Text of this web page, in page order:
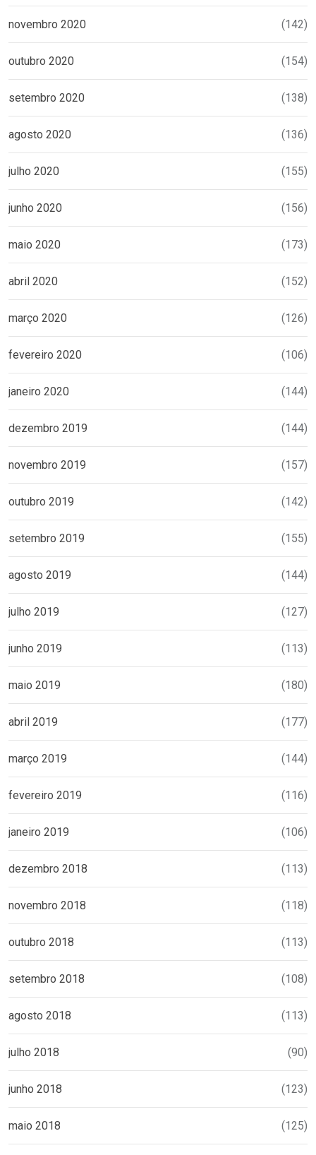
novembro 2020 (142)
outubro 2020 (154)
setembro 2020 (138)
agosto 2020 (136)
julho 2020 (155)
junho 2020 (156)
maio 2020 (173)
abril 2020 (152)
março 2020 (126)
fevereiro 2020 (106)
janeiro 2020 (144)
dezembro 2019 (144)
novembro 2019 (157)
outubro 2019 (142)
setembro 2019 (155)
agosto 2019 (144)
julho 2019 (127)
junho 2019 (113)
maio 2019 (180)
abril 2019 (177)
março 2019 (144)
fevereiro 2019 (116)
janeiro 2019 (106)
dezembro 2018 (113)
novembro 2018 (118)
outubro 2018 (113)
setembro 2018 (108)
agosto 2018 (113)
julho 2018 (90)
junho 2018 (123)
maio 2018 (125)